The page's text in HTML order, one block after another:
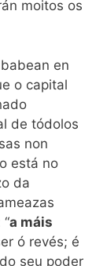
moitos os
en
o capital
de tódolos
non
está no
da
a máis
ó revés; é
seu poder